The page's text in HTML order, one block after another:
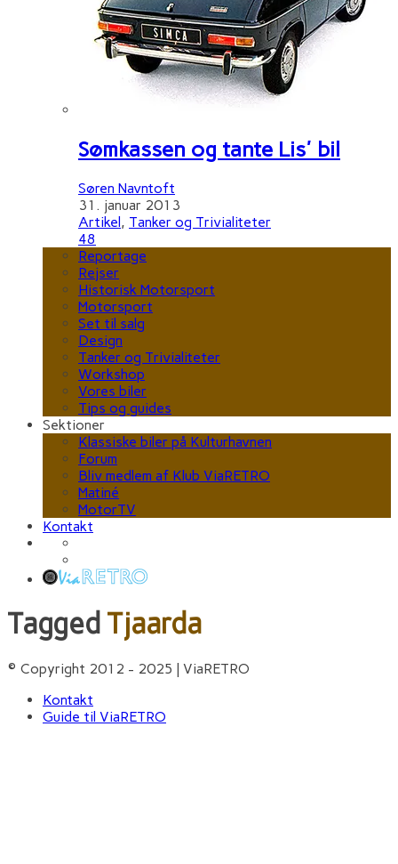
Sømkassen og tante Lis' bil
Søren Navntoft
31. januar 2013
Artikel, Tanker og Trivialiteter
48
Reportage
Rejser
Historisk Motorsport
Motorsport
Set til salg
Design
Tanker og Trivialiteter
Workshop
Vores biler
Tips og guides
Sektioner
Klassiske biler på Kulturhavnen
Forum
Bliv medlem af Klub ViaRETRO
Matiné
MotorTV
Kontakt
Tagged Tjaarda
© Copyright 2012 - 2025 | ViaRETRO
Kontakt
Guide til ViaRETRO